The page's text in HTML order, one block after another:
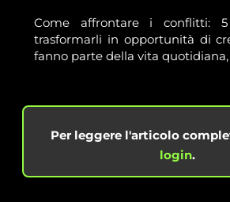
Come affrontare i conflitti:
trasformarli in opportunità di
fanno parte della vita quotidiana,
Per leggere l'articolo
login.